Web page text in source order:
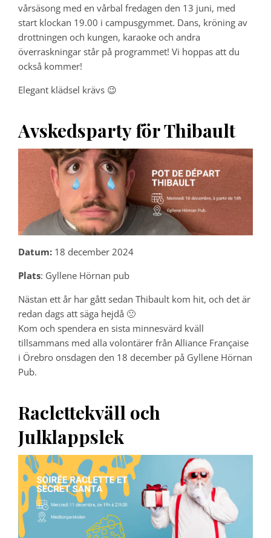
vårsäsong med en vårbal fredagen den 13 juni, med
start klockan 19.00 i campusgymmet. Dans, kröning av
drottningen och kungen, karaoke och andra
överraskningar står på programmet! Vi hoppas att du
också kommer!
Elegant klädsel krävs 😉
Avskedsparty för Thibault
Datum: 18 december 2024
Plats: Gyllene Hörnan pub
Nästan ett år har gått sedan Thibault kom hit, och det är
redan dags att säga hejdå 🙁
Kom och spendera en sista minnesvärd kväll
tillsammans med alla volontärer från Alliance Française
i Örebro onsdagen den 18 december på Gyllene Hörnan
Pub.
Raclettekväll och
Julklappslek